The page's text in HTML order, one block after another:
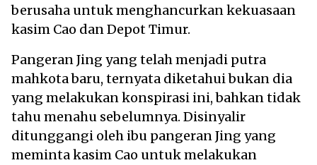
berusaha untuk menghancurkan kekuasaan
kasim Cao dan Depot Timur.
Pangeran Jing yang telah menjadi putra
mahkota baru, ternyata diketahui bukan dia
yang melakukan konspirasi ini, bahkan tidak
tahu menahu sebelumnya. Disinyalir
ditunggangi oleh ibu pangeran Jing yang
meminta kasim Cao untuk melakukan